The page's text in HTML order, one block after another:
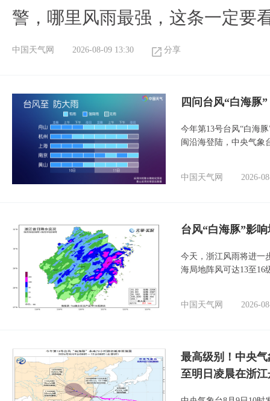
警，哪里风雨最强，这条一定要
中国天气网 2026-08-09 13:30 分享
四问台风“白海豚
今年第13号台风“白海
闽沿海登陆，中央气象
中国天气网 2026-
台风“白海豚”影
今天，浙江风雨将进一
海局地阵风可达13至16
中国天气网 2026-
最高级别！中央
至明日凌晨在浙